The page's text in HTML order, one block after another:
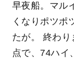
早夜船。マル
くなりポツポ
たが。 終わ
点で、74ハイ